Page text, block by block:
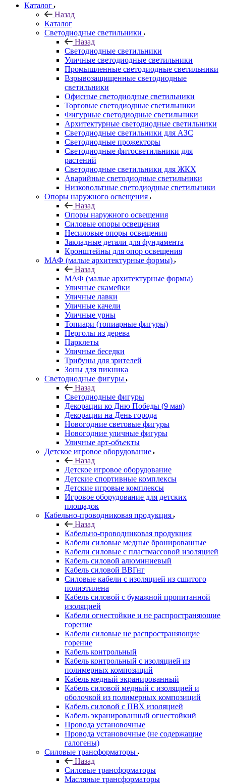
Каталог
Назад
Каталог
Светодиодные светильники
Назад
Светодиодные светильники
Уличные светодиодные светильники
Промышленные светодиодные светильники
Взрывозащищенные светодиодные
светильники
Офисные светодиодные светильники
Торговые светодиодные светильники
Фигурные светодиодные светильники
Архитектурные светодиодные светильники
Светодиодные светильники для АЗС
Светодиодные прожекторы
Светодиодные фитосветильники для
растений
Светодиодные светильники для ЖКХ
Аварийные светодиодные светильники
Низковольтные светодиодные светильники
Опоры наружного освещения
Назад
Опоры наружного освещения
Силовые опоры освещения
Несиловые опоры освещения
Закладные детали для фундамента
Кронштейны для опор освещения
МАФ (малые архитектурные формы)
Назад
МАФ (малые архитектурные формы)
Уличные скамейки
Уличные лавки
Уличные качели
Уличные урны
Топиари (топиарные фигуры)
Перголы из дерева
Парклеты
Уличные беседки
Трибуны для зрителей
Зоны для пикника
Светодиодные фигуры
Назад
Светодиодные фигуры
Декорации ко Дню Победы (9 мая)
Декорации на День города
Новогодние световые фигуры
Новогодние уличные фигуры
Уличные арт-объекты
Детское игровое оборудование
Назад
Детское игровое оборудование
Детские спортивные комплексы
Детские игровые комплексы
Игровое оборудование для детских
площадок
Кабельно-проводниковая продукция
Назад
Кабельно-проводниковая продукция
Кабели силовые медные бронированные
Кабели силовые с пластмассовой изоляцией
Кабель силовой алюминиевый
Кабель силовой ВВГнг
Силовые кабели с изоляцией из сшитого
полиэтилена
Кабель силовой с бумажной пропитанной
изоляцией
Кабели огнестойкие и не распространяющие
горение
Кабели силовые не распространяющие
горение
Кабель контрольный
Кабель контрольный с изоляцией из
полимерных композиций
Кабель медный экранированный
Кабель силовой медный с изоляцией и
оболочкой из полимерных композиций
Кабель силовой с ПВХ изоляцией
Кабель экранированный огнестойкий
Провода установочные
Провода установочные (не содержащие
галогены)
Силовые трансформаторы
Назад
Силовые трансформаторы
Масляные трансформаторы